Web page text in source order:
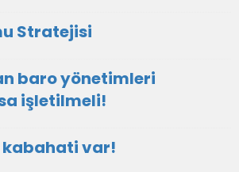
Stratejisi
baro yönetimleri
işletilmeli!
kabahati var!